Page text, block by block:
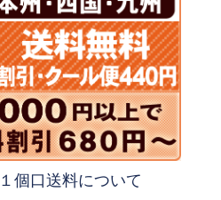
個口送料について